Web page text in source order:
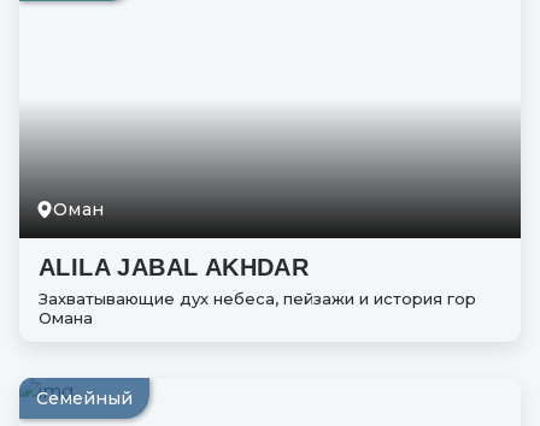
Оман
ALILA JABAL AKHDAR
Захватывающие дух небеса, пейзажи и история гор
Омана
Семейный